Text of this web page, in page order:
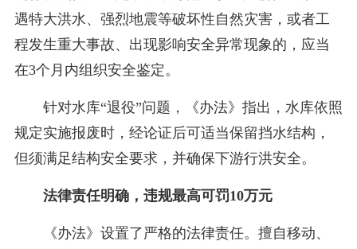
遇特大洪水、强烈地震等破坏性自然灾害，或者工
程发生重大事故、出现影响安全异常现象的，应当
在3个月内组织安全鉴定。
针对水库“退役”问题，《办法》指出，水库依照
规定实施报废时，经论证后可适当保留挡水结构，
但须满足结构安全要求，并确保下游行洪安全。
法律责任明确，违规最高可罚10万元
《办法》设置了严格的法律责任。擅自移动、